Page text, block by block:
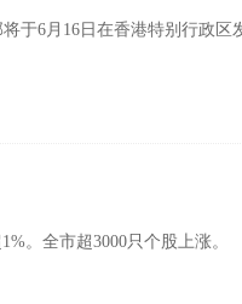
6月16日在香港特别行政区
。全市超3000只个股上涨。